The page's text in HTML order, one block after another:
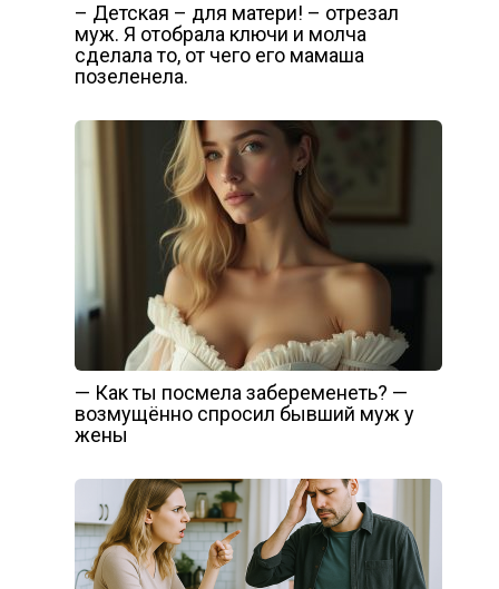
– Детская – для матери! – отрезал
муж. Я отобрала ключи и молча
сделала то, от чего его мамаша
позеленела.
— Как ты посмела забеременеть? —
возмущённо спросил бывший муж у
жены